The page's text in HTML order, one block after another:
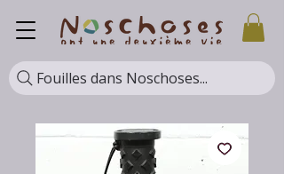
Fouilles dans Noschoses...